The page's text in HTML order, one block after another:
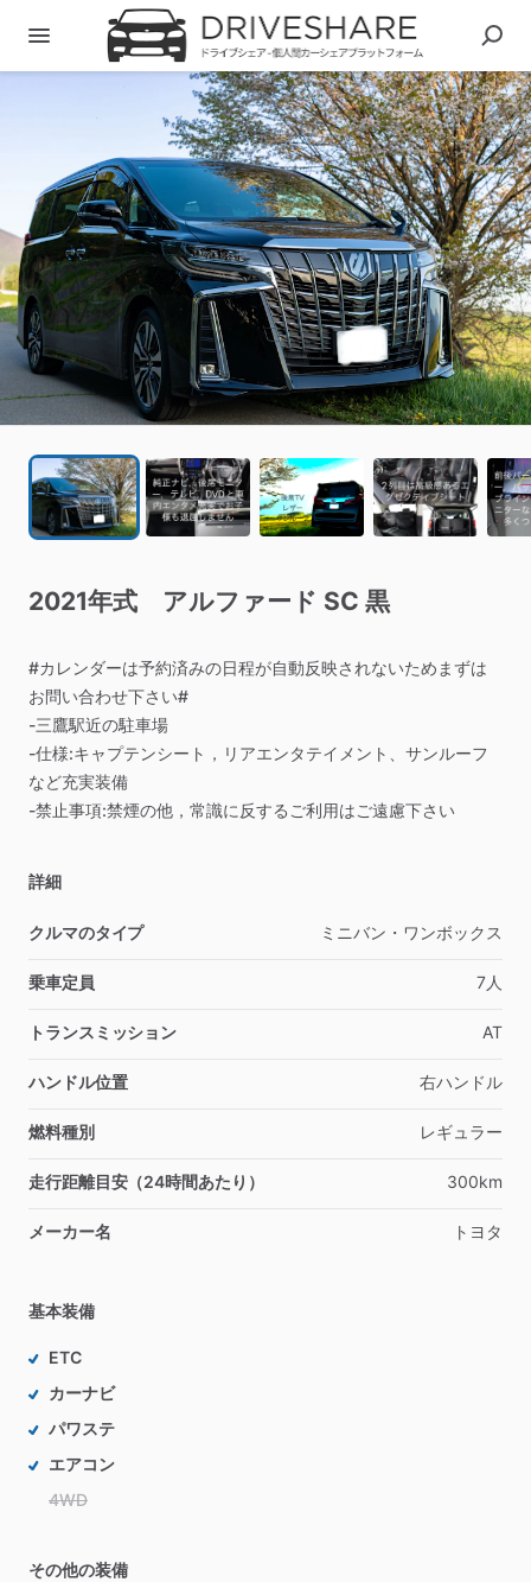
2021年式 アルファード SC 黒
#カレンダーは予約済みの日程が自動反映されないためまずは
お問い合わせ下さい#
-三鷹駅近の駐車場
-仕様:キャプテンシート，リアエンタテイメント、サンルーフ
など充実装備
-禁止事項:禁煙の他，常識に反するご利用はご遠慮下さい
詳細
クルマのタイプ ミニバン・ワンボックス
乗車定員 7人
トランスミッション AT
ハンドル位置 右ハンドル
燃料種別 レギュラー
走行距離目安（24時間あたり） 300km
メーカー名 トヨタ
基本装備
ETC
カーナビ
パワステ
エアコン
4WD
その他の装備